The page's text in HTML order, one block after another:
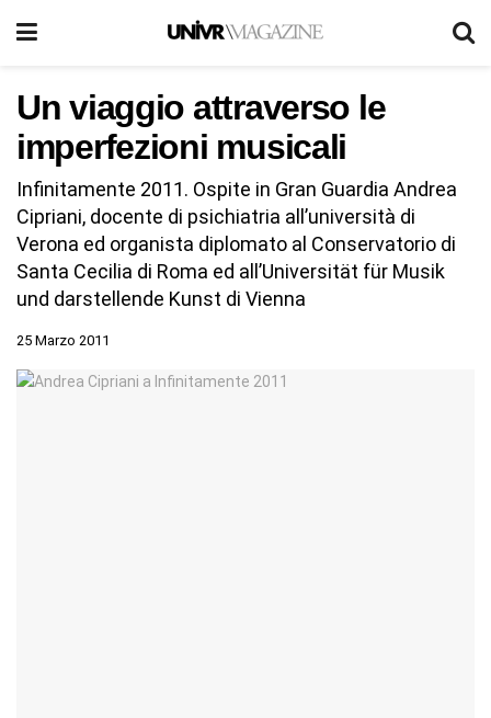
Un viaggio attraverso le
imperfezioni musicali
Infinitamente 2011. Ospite in Gran Guardia Andrea
Cipriani, docente di psichiatria all’università di
Verona ed organista diplomato al Conservatorio di
Santa Cecilia di Roma ed all’Universität für Musik
und darstellende Kunst di Vienna
25 Marzo 2011